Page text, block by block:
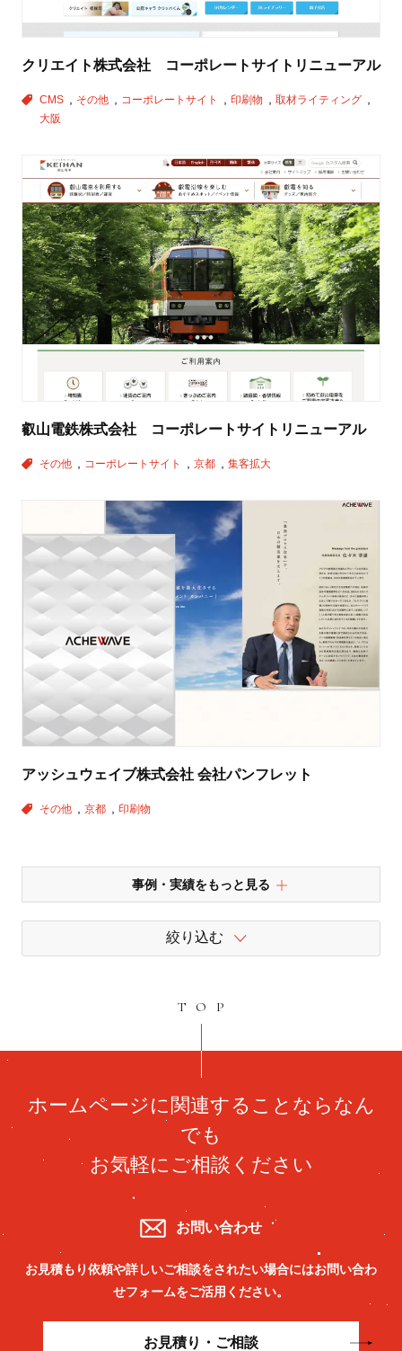
クリエイト株式会社 コーポレートサイトリニューアル
CMS その他 コーポレートサイト 印刷物
取材ライティング
大阪
叡山電鉄株式会社 コーポレートサイトリニューアル
その他 コーポレートサイト 京都 集客拡大
アッシュウェイブ株式会社 会社パンフレット
その他 京都 印刷物
事例・実績をもっと見る
絞り込む
TOP
ホームページに関連することならなん
でも
お気軽にご相談ください
お問い合わせ
お見積もり依頼や詳しいご相談をされたい場合にはお問い合わ
せフォームをご活用ください。
お見積り・ご相談